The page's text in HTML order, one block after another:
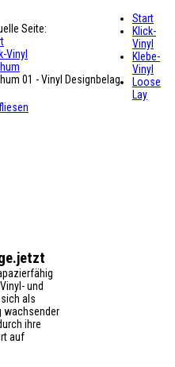
Seite:
Vinyl
01 - Vinyl Designbelag
und
als
wachsender
ihre
auf
Start
Klick-
Vinyl
Klebe-
Vinyl
Loose
Lay